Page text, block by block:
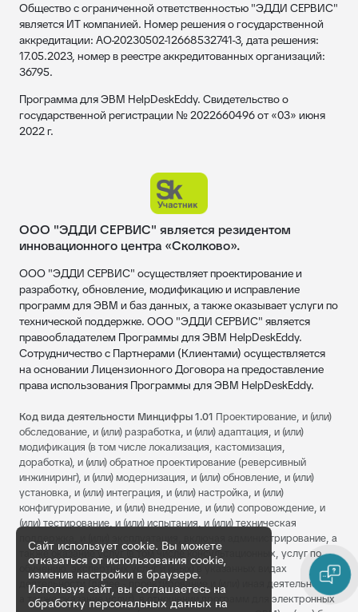
Общество с ограниченной ответственностью "ЭДДИ СЕРВИС"
является ИТ компанией. Номер решения о государственной
аккредитации: АО-20230502-12668532741-3, дата решения:
17.05.2023, номер в реестре аккредитованных организаций:
36795.
Программа для ЭВМ HelpDeskEddy. Свидетельство о
государственной регистрации № 2022660496 от «03» июня
2022 г.
ООО "ЭДДИ СЕРВИС" является резидентом
инновационного центра «Сколково».
ООО "ЭДДИ СЕРВИС" осуществляет проектирование и
разработку, обновление, модификацию и исправление
программ для ЭВМ и баз данных, а также оказывает услуги по
технической поддержке. ООО "ЭДДИ СЕРВИС" является
правообладателем Программы для ЭВМ HelpDeskEddy.
Сотрудничество с Партнерами (Клиентами) осуществляется
на основании Лицензионного Договора на предоставление
права использования Программы для ЭВМ HelpDeskEddy.
Код вида деятельности Минцифры 1.01 Проектирование, и (или)
обследование, и (или) разработка, и (или) адаптация, и (или)
модификация (в том числе локализация, кастомизация,
доработка), и (или) обратное проектирование (реверсивный
инжиниринг), и (или) модернизация, и (или) обновление, и (или)
установка, и (или) интеграция, и (или) настройка, и (или)
конфигурирование, и (или) внедрение, и (или) сопровождение, и
(или) тестирование, и (или) испытания, и (или) техническая
поддержка, и (или) эксплуатация, включая администрирование, а
также оказание услуг (в том числе консультационных, услуг по
обучению, экспертных услуг и иных) в указанных видах
деятельности (далее - проектирование и (или) иная деятельность,
а также оказание услуг), в отношении программ для электронных
Сайт использует cookie. Вы можете
отказаться от использования cookie,
изменив настройки в браузере.
Используя сайт, вы соглашаетесь на
обработку персональных данных на